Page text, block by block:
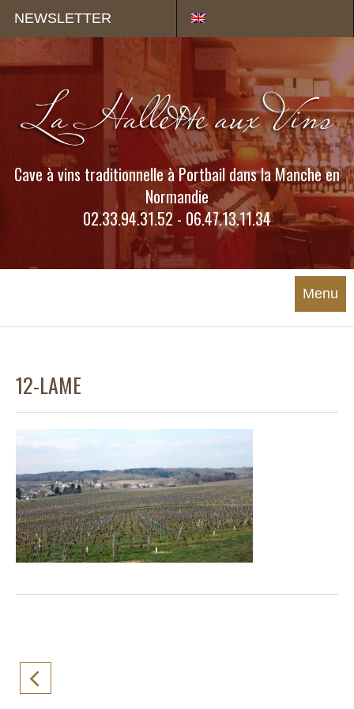
NEWSLETTER
Cave à vins traditionnelle à Portbail dans la Manche en
Normandie
02.33.94.31.52 - 06.47.13.11.34
Menu
12-LAME
Panneau de gestion des cookies